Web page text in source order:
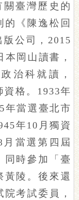
臺灣歷史的
《陳逸松回
公司，2015
岡山讀書，
治科就讀，
資格。1933年
年當選臺北市
年10月獨資
當選第四屆
同時參加「臺
黃陵。後來還
考試委員，